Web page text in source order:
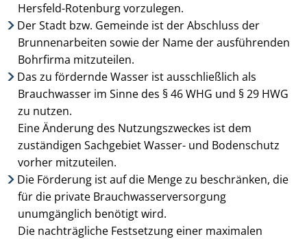
Hersfeld-Rotenburg vorzulegen.
Der Stadt bzw. Gemeinde ist der Abschluss der
Brunnenarbeiten sowie der Name der aus­führenden
Bohr­firma mitzuteilen.
Das zu fördernde Wasser ist ausschließlich als
Brauchwasser im Sinne des § 46 WHG und § 29 HWG
zu nutzen.
Eine Änderung des Nutzungszweckes ist dem
zuständigen Sachgebiet Wasser- und Bodenschutz
vorher mitzuteilen.
Die Förderung ist auf die Menge zu beschränken, die
für die private Brauchwasserver­sorgung
unumgänglich benötigt wird.
Die nachträgliche Festsetzung einer maximalen